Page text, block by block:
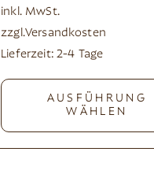
inkl. MwSt.
zzgl.Versandkosten
Lieferzeit: 2-4 Tage
AUSFÜHRUNG
WÄHLEN